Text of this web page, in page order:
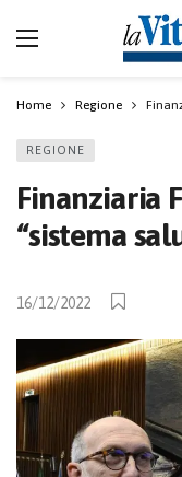
Home Regione
REGIONE
Finanziaria
“sistema
16/12/2022